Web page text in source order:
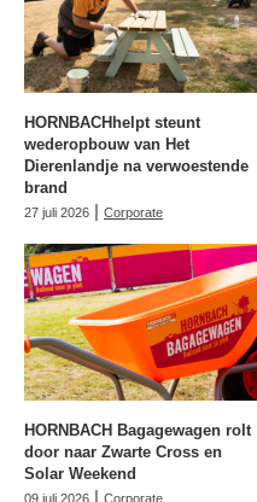
HORNBACHhelpt steunt
wederopbouw van Het
Dierenlandje na verwoestende
brand
27 juli 2026 | Corporate
HORNBACH Bagagewagen rolt
door naar Zwarte Cross en
Solar Weekend
09 juli 2026 | Corporate